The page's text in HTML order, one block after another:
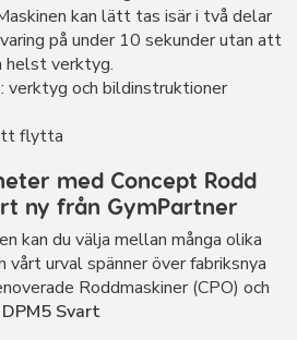
kan lätt tas isär i två delar
på under 10 sekunder utan att
helst verktyg.
verktyg och bildinstruktioner
flytta
med Concept Rodd
ny från GymPartner
kan du välja mellan många olika
vårt urval spänner över fabriksnya
Roddmaskiner (CPO) och
Svart